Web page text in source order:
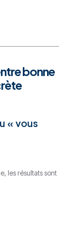
bonne
« vous
les résultats sont